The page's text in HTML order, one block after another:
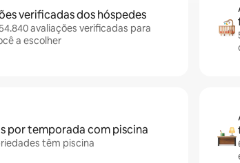
verificadas dos hóspedes
avaliações verificadas para
a escolher
por temporada com piscina
têm piscina